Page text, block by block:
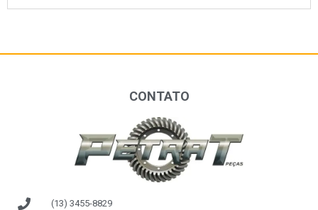
CONTATO
(13) 3455-8829